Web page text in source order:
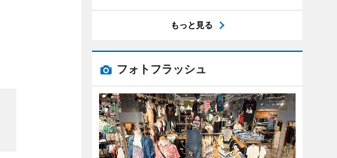
もっと見る
フォトフラッシュ